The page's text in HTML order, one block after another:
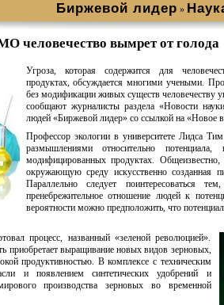
Биржевой лидер »
человечество вымрет от голода
Угроза, которая содержится для
продуктах, обсуждается многими учеными.
без модификации живых существ человечеству
сообщают журналисты раздела «Новости
людей «Биржевой лидер» со ссылкой на «Новое
Профессор экологии в университете Лидса
размышлениями относительно
модифицированных продуктах.
окружающую среду искусственно созданная
Параллельно следует поинтересоваться
пренебрежительное отношение людей к
вероятности можно предположить, что
процесс, названный «зеленой революцией».
приобретает выращивание новых видов зерновых,
продуктивностью. В комплексе с техническим
и появлением синтетических удобрений и
производства зерновых во временной